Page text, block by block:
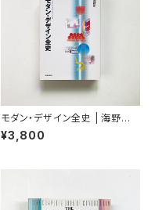
モダン・デザイン全史 | 海野弘
著
¥3,800